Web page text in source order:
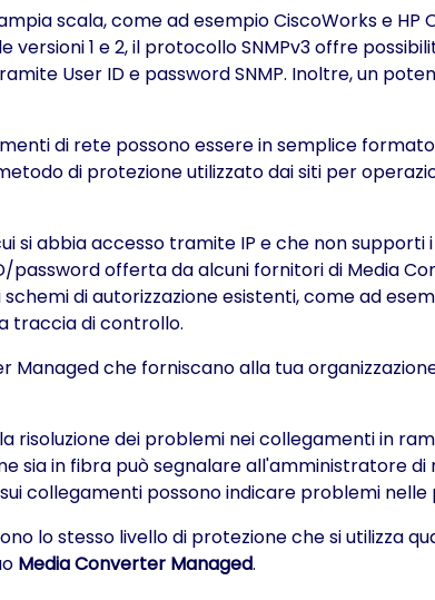
scala, come ad esempio CiscoWorks e
1 e 2, il protocollo SNMPv3 offre
User ID e password SNMP. Inoltre, un
di rete possono essere in semplice
di protezione utilizzato dai siti per
si abbia accesso tramite IP e che non
password offerta da alcuni fornitori di Media
di autorizzazione esistenti, come ad
traccia di controllo.
Managed che forniscano alla tua
dei problemi nei collegamenti in
sia in fibra può segnalare all'amministratore
collegamenti possono indicare problemi
lo stesso livello di protezione che si utilizza
Media Converter Managed.